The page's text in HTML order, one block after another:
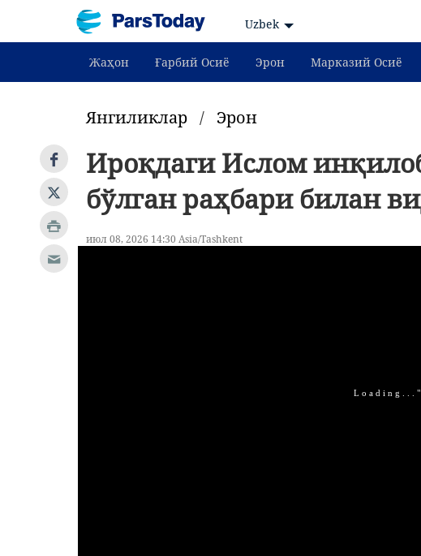
Uzbek
Жаҳон Ғарбий Осиё Эрон Марказий Осиё
Янгиликлар / Эрон
Ироқдаги Ислом
бўлган раҳбари билан
июл 08, 2026 14:30 Asia/Tashkent